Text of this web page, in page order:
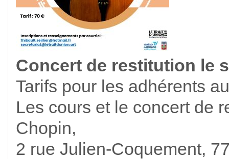
Concert de restitution le
Tarifs pour les adhérents
Les cours et le concert de
Chopin,
2 rue Julien-Coquement,